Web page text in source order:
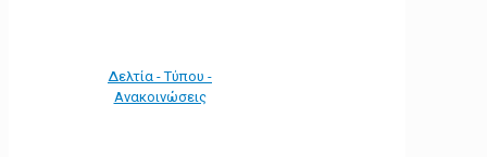
Δελτία - Τύπου -
Ανακοινώσεις